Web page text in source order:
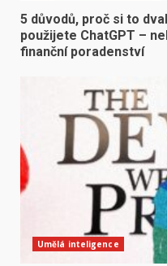
5 důvodů, proč si to
použijete ChatGPT –
finanční poradenství
Umělá inteligence